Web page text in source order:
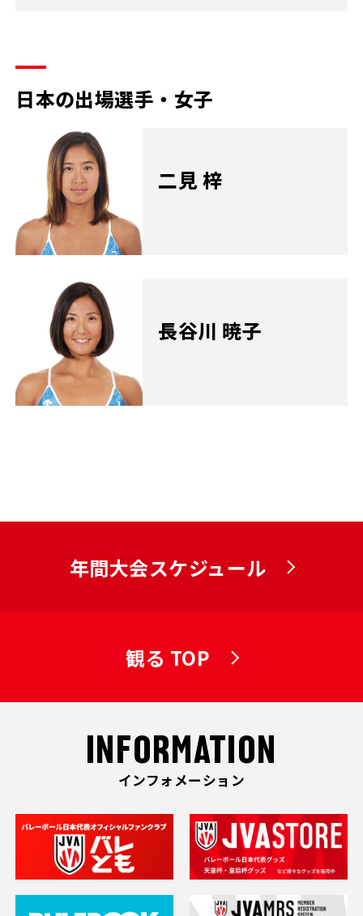
日本の出場選手・女子
二見 梓
長谷川 暁子
年間大会スケジュール
観る TOP
INFORMATION
インフォメーション